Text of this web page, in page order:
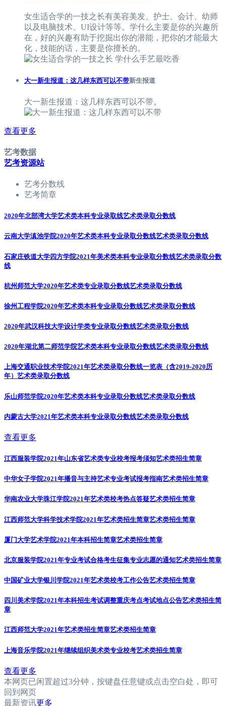
女生适合学的一技之长有美容美发、护士、会计、幼师
以及电脑技术、UI设计等等。学什么主要是你的兴趣所
在，好的兴趣有助于挖掘出你的潜能，把你的才能最大
化，技能的话，主要是你擅长的。
大一新生报道：这几样东西可以不带新生报道
大一新生报道：这几样东西可以不带。
查看更多
艺考数据
艺考资源站
艺考分数线
艺考简章
2020年北部湾大学艺术类本科专业录取线艺术类录取分数线
云南大学滇池学院2020年艺术类本科专业录取分数线艺术类录取分数线
石家庄铁道大学四方学院2021年美术类本科专业录取分数线艺术类录取分数
线
杭州师范大学2020年艺术类专业录取分数线艺术类录取分数线
徐州工程学院2020年艺术类本科专业录取分数线艺术类录取分数线
2020年武汉科技大学设计学类专业录取分数线艺术类录取分数线
2020年湖北第二师范学院艺术类本科专业录取分数线艺术类录取分数线
上海交通职业技术学院2021年艺术类录取分数线一览表（含2019-2020历
年） 艺术类录取分数线
乐山师范学院2020年艺术类本科专业录取分数线艺术类录取分数线
内蒙古大学2021年艺术类本科专业录取分数线艺术类录取分数线
查看更多
江西服装学院2021年山东省艺术类专业校考报考须知艺术类招生简章
中华女子学院2021年播音与主持艺术专业考试报考指南艺术类招生简章
华南农业大学珠江学院2021年艺术类校考热点答疑艺术类招生简章
江西师范大学科学技术学院2021年艺术类招生简章艺术类招生简章
厦门大学艺术学院2021年本科招生简章艺术类招生简章
北京服装学院2021年专业考试合格考生征集专业志愿的通知艺术类招生简章
中国矿业大学银川学院2021年艺术类校考工作公告艺术类招生简章
四川美术学院2021年本科招生考试调整重庆考点考试地点公告艺术类招生简
章
江西师范大学2021年艺术类招生简章艺术类招生简章
上海音乐学院2021年继续组织美术类专业校考艺术类招生简章
查看更多
本网页已闲置超过3分钟，按键盘任意键或点击空白处，即可
回到网页
最新资讯更多